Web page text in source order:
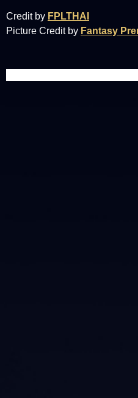
Credit by FPLTHAI
Picture Credit by Fantasy